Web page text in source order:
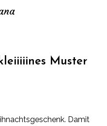
Muster
Damit